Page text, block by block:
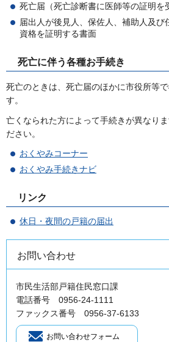
死亡届（死亡診断書に医師等の証明を
届出人が後見人、保佐人、補助人及
資格を証明する書面
死亡に伴う各種お手続き
死亡のときは、死亡届のほかに市役所等
す。
亡くなられた方によって手続きが異なり
ださい。
おくやみコーナー
おくやみ手続きナビ
リンク
休日・夜間の戸籍の届出
お問い合わせ
市民生活部戸籍住民窓口課
電話番号 0956-24-1111
ファックス番号 0956-37-6133